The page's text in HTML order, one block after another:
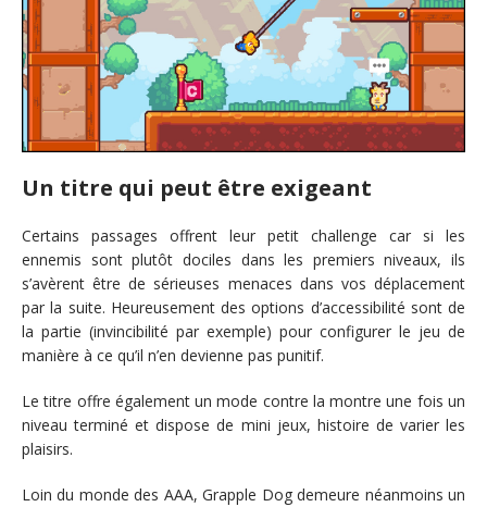
Un titre qui peut être exigeant
Certains passages offrent leur petit challenge car si les
ennemis sont plutôt dociles dans les premiers niveaux, ils
s’avèrent être de sérieuses menaces dans vos déplacement
par la suite. Heureusement des options d’accessibilité sont de
la partie (invincibilité par exemple) pour configurer le jeu de
manière à ce qu’il n’en devienne pas punitif.
Le titre offre également un mode contre la montre une fois un
niveau terminé et dispose de mini jeux, histoire de varier les
plaisirs.
Loin du monde des AAA, Grapple Dog demeure néanmoins un